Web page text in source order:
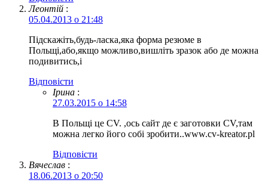
Леонтій :
05.04.2013 о 21:48
Підскажіть,будь-ласка,яка форма резюме в
Польщі,або,якщо можливо,вишліть зразок або де можна
подивитись,і
Відповіcти
Ірина :
27.03.2015 о 14:58
В Польщі це CV. ,ось сайт де є заготовки CV,там
можна легко його собі зробити..www.cv-kreator.pl
Відповіcти
Вячеслав :
18.06.2013 о 20:50